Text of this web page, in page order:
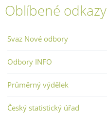
Oblíbené odkazy
Svaz Nové odbory
Odbory INFO
Průměrný výdělek
Český statistický úřad